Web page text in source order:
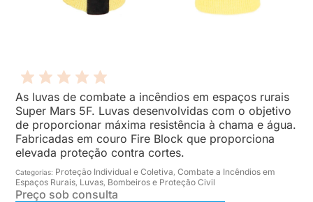
As luvas de combate a incêndios em espaços rurais
Super Mars 5F. Luvas desenvolvidas com o objetivo
de proporcionar máxima resistência à chama e água.
Fabricadas em couro Fire Block que proporciona
elevada proteção contra cortes.
Categorias: Proteção Individual e Coletiva,Combate a Incêndios em
Espaços Rurais, Luvas, Bombeiros e Proteção Civil
Preço sob consulta